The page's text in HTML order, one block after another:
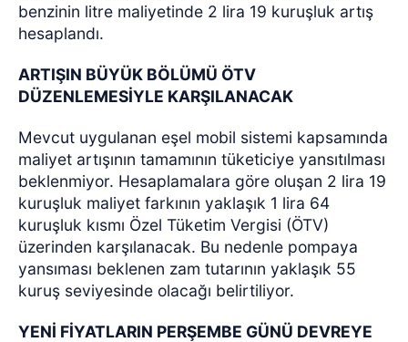
benzinin litre maliyetinde 2 lira 19 kuruşluk artış
hesaplandı.
ARTIŞIN BÜYÜK BÖLÜMÜ ÖTV
DÜZENLEMESİYLE KARŞILANACAK
Mevcut uygulanan eşel mobil sistemi kapsamında
maliyet artışının tamamının tüketiciye yansıtılması
beklenmiyor. Hesaplamalara göre oluşan 2 lira 19
kuruşluk maliyet farkının yaklaşık 1 lira 64
kuruşluk kısmı Özel Tüketim Vergisi (ÖTV)
üzerinden karşılanacak. Bu nedenle pompaya
yansıması beklenen zam tutarının yaklaşık 55
kuruş seviyesinde olacağı belirtiliyor.
YENİ FİYATLARIN PERŞEMBE GÜNÜ DEVREYE